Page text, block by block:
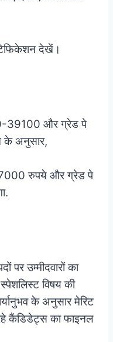
देखें।
39100 और ग्रेड पे
के अनुसार,
रुपये और ग्रेड पे
पर उम्मीदवारों का
विषय की
के अनुसार मेरिट
कैंडिडेट्स का फाइनल